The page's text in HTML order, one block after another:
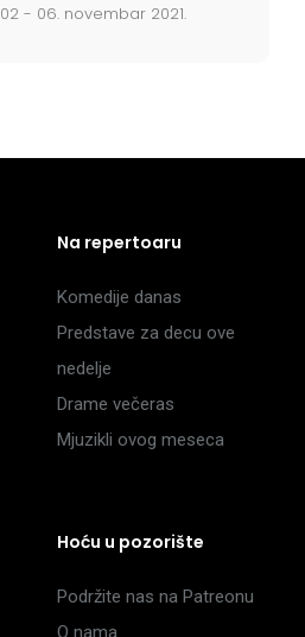
02 - 06. novembar 2021.
Na repertoaru
Komedije danas
Predstave za decu ove
nedelje
Drame večeras
Mjuzikli ovog meseca
Hoću u pozorište
Podržite nas na Patreonu
O nama